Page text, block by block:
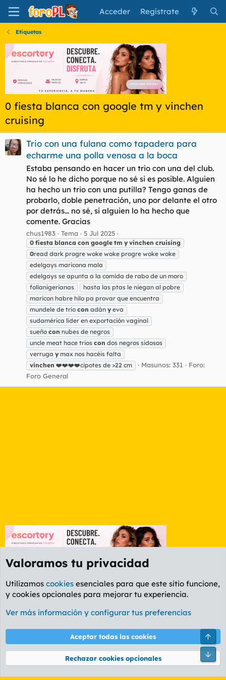
Acceder Regístrate
Etiquetas
0 fiesta blanca con google tm y vinchen
cruising
Trio con una fulana como tapadera para
echarme una polla venosa a la boca
Estaba pensando en hacer un trio con una del club.
No sé lo he dicho porque no sé si es posible. Alguien
ha hecho un trio con una putilla? Tengo ganas de
probarlo, doble penetración, uno por delante el otro
por detrás... no sé, si alguien lo ha hecho que
comente. Gracias
chus1983 Tema 5 Jul 2025
0 fiesta blanca con google tm y vinchen cruising
0read dark progre woke woke progre woke woke
edelgays maricona mala
edelgays se apunta a la comida de rabo de un moro
follanigerianas
hasta las ptas le niegan al pobre
maricon habre hilo pa provar que encuentra
mundele de trío con adán y eva
sudamérica líder en exportación vaginal
sueño con nubes de negros
uncle meat hace trios con dos negros sidosos
verruga y max nos hacéis falta
vinchen ❤️❤️❤️❤️cipotes de >22 cm Masunos: 331
Foro:
Foro General
Etiquetas
Cookies
PL OLDSTYLE AMARILLO
Términos y reglas Política de privacidad Ayuda
Community platform by XenForo® © 2010-2026 XenForo Ltd.
Valoramos tu privacidad
Utilizamos cookies esenciales para que este sitio funcione,
y cookies opcionales para mejorar tu experiencia.
Ver más información y configurar tus preferencias
Aceptar todas las cookies
Rechazar cookies opcionales
Pie